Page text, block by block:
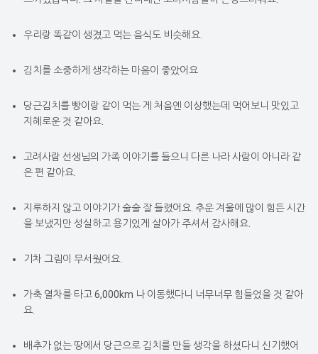
우리랑 똑같이 생겼고 먹는 음식도 비슷해요.
김치를 소중하게 생각하는 마음이 좋았어요
당근김치를 빵이랑 같이 먹는 게 처음엔 이상했는데 먹어보니 맛있고
지혜로운 것 같아요.
고려사람 선생님의 가족 이야기를 들으니 다른 나라 사람이 아니라 같
은 편 같아요.
지루하지 않고 이야기가 술술 잘 들렸어요. 추운 겨울에 많이 힘든 시간
을 보냈지만 성실하고 용기있게 살아가 주셔서 감사해요.
기차 그림이 무서웠어요.
가축 열차를 타고 6,000km 나 이동했다니 너무너무 힘들었을 것 같아
요.
배추가 없는 땅에서 당근으로 김치를 만들 생각을 하셨다니 신기했어